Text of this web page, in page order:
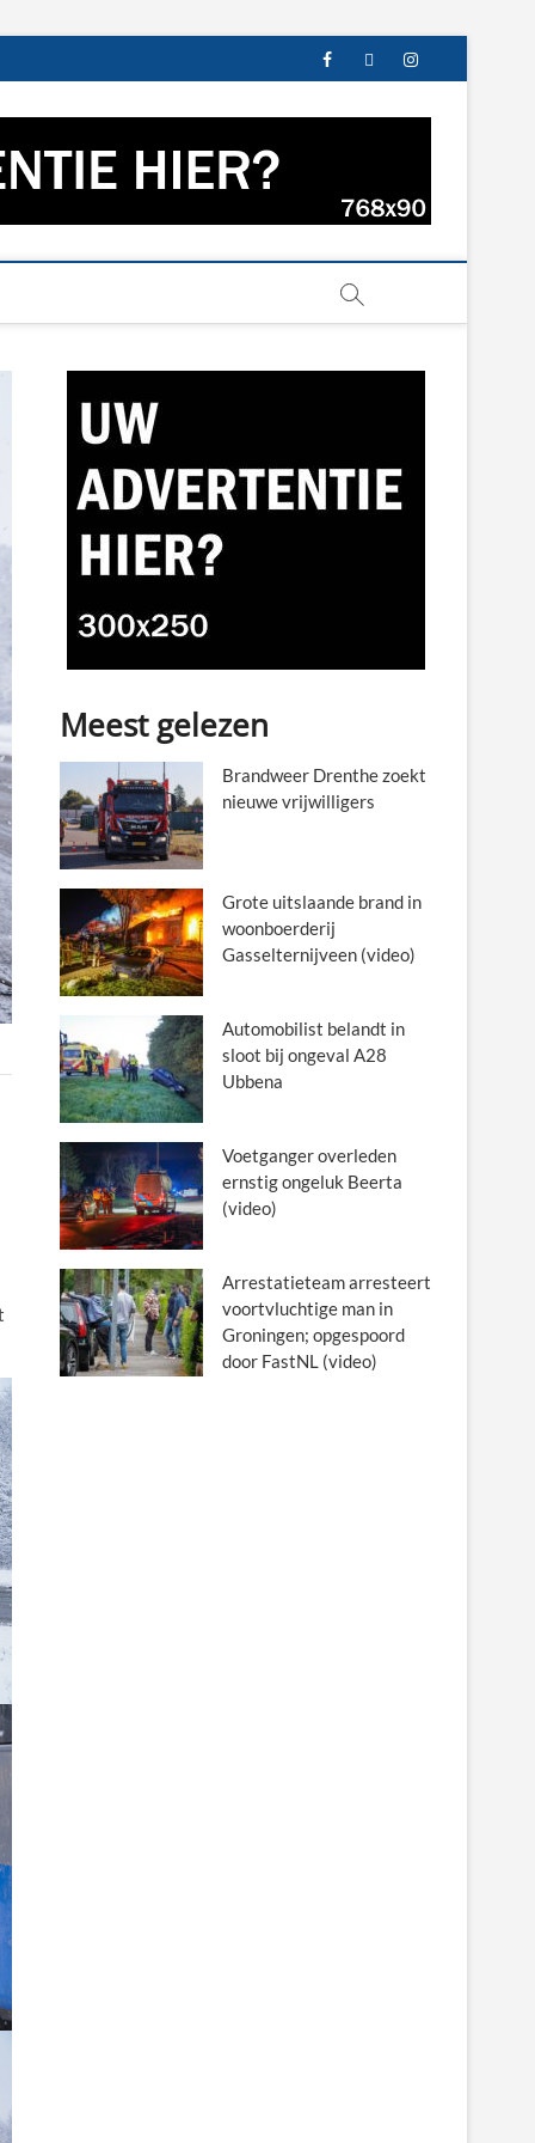
facebooktwitterinstagram
Groningen en
Meest gelezen
Brandweer Drenthe zoekt
nieuwe vrijwilligers
Grote uitslaande brand in
woonboerderij
Gasselternijveen (video)
Automobilist belandt in
sloot bij ongeval A28
Ubbena
Voetganger overleden
ernstig ongeluk Beerta
(video)
Arrestatieteam arresteert
voortvluchtige man in
Groningen; opgespoord
door FastNL (video)